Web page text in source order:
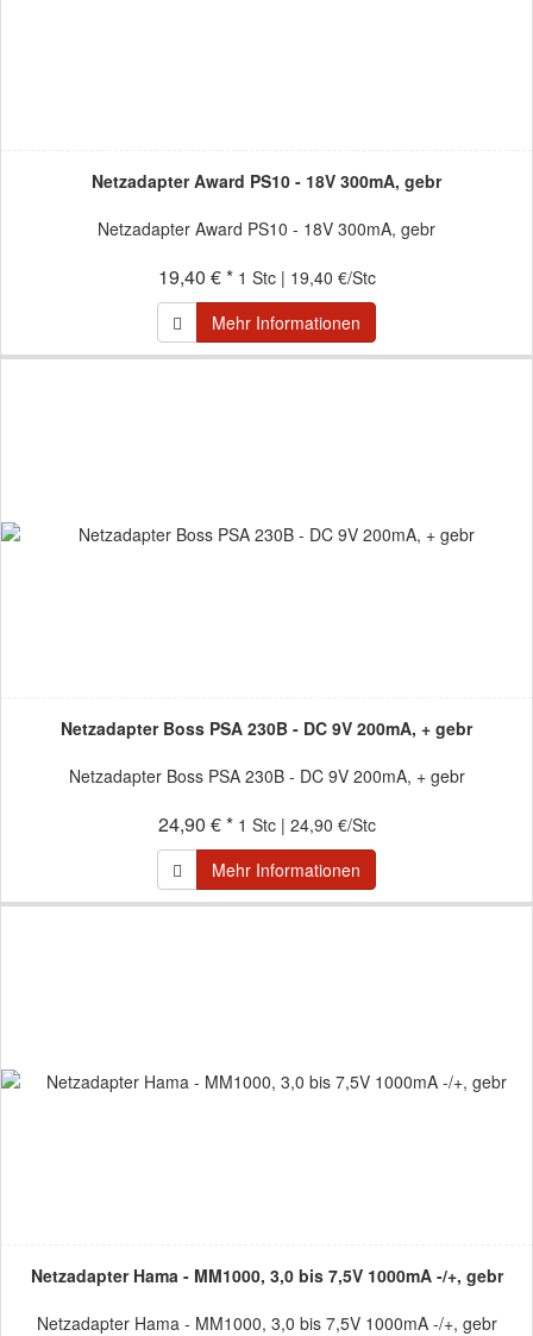
Netzadapter Award PS10 - 18V 300mA, gebr
Netzadapter Award PS10 - 18V 300mA, gebr
19,40 € * 1 Stc | 19,40 €/Stc
Mehr Informationen
Netzadapter Boss PSA 230B - DC 9V 200mA, + gebr
Netzadapter Boss PSA 230B - DC 9V 200mA, + gebr
24,90 € * 1 Stc | 24,90 €/Stc
Mehr Informationen
Netzadapter Hama - MM1000, 3,0 bis 7,5V 1000mA -/+, gebr
Netzadapter Hama - MM1000, 3,0 bis 7,5V 1000mA -/+, gebr